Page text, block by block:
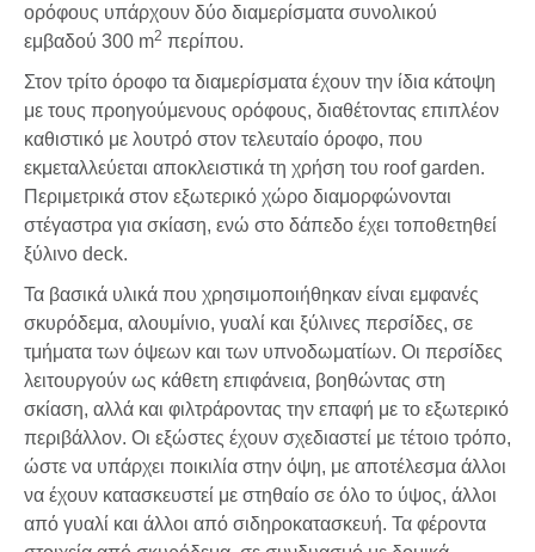
ορόφους υπάρχουν δύο διαμερίσματα συνολικού
εμβαδού 300 m2 περίπου.
Στον τρίτο όροφο τα διαμερίσματα έχουν την ίδια κάτοψη
με τους προηγούμενους ορόφους, διαθέτοντας επιπλέον
καθιστικό με λουτρό στον τελευταίο όροφο, που
εκμεταλλεύεται αποκλειστικά τη χρήση του roof garden.
Περιμετρικά στον εξωτερικό χώρο διαμορφώνονται
στέγαστρα για σκίαση, ενώ στο δάπεδο έχει τοποθετηθεί
ξύλινο deck.
Τα βασικά υλικά που χρησιμοποιήθηκαν είναι εμφανές
σκυρόδεμα, αλουμίνιο, γυαλί και ξύλινες περσίδες, σε
τμήματα των όψεων και των υπνοδωματίων. Οι περσίδες
λειτουργούν ως κάθετη επιφάνεια, βοηθώντας στη
σκίαση, αλλά και φιλτράροντας την επαφή με το εξωτερικό
περιβάλλον. Οι εξώστες έχουν σχεδιαστεί με τέτοιο τρόπο,
ώστε να υπάρχει ποικιλία στην όψη, με αποτέλεσμα άλλοι
να έχουν κατασκευστεί με στηθαίο σε όλο το ύψος, άλλοι
από γυαλί και άλλοι από σιδηροκατασκευή. Τα φέροντα